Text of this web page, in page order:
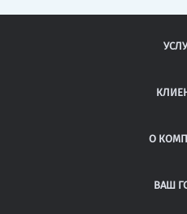
ВОПРОСЫ
ПОЛИТИКА
О
ВАШ